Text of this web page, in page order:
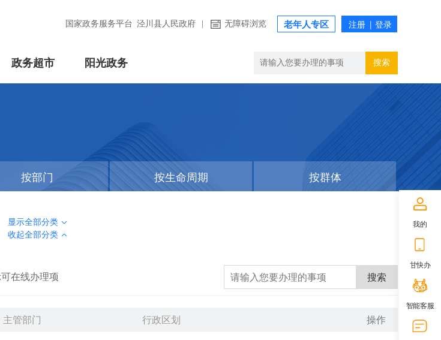
国家政务服务平台 泾川县人民政府 无障碍浏览 老年人专区
政务超市 阳光政务 搜索
按部门 按生命周期 按群体
显示全部分类
收起全部分类
在线办理项 搜索
主管部门 行政区划 操作
我的
甘快办
智能客服